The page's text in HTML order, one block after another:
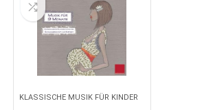
KLASSISCHE MUSIK FÜR KINDER